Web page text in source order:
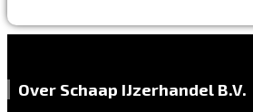
Over Schaap IJzerhandel B.V.